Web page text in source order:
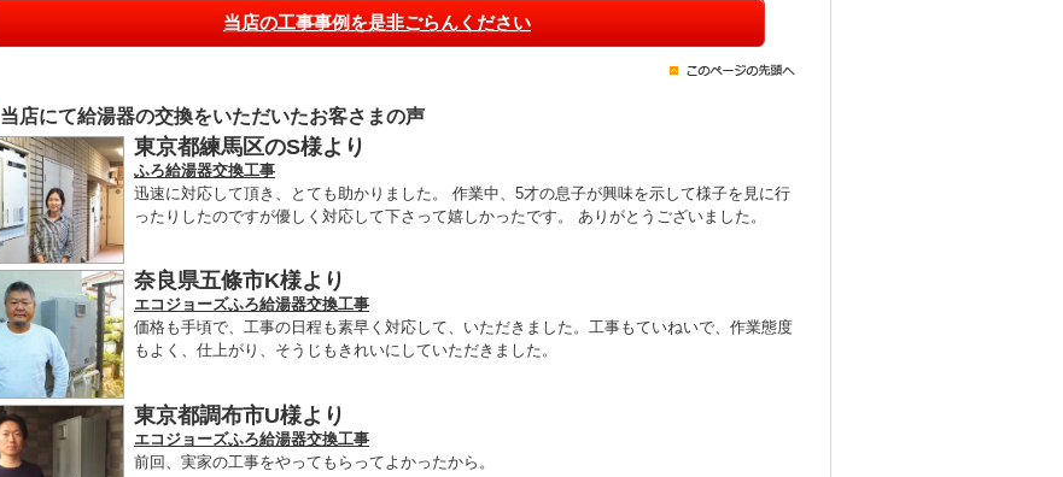
当店の工事事例を是非ごらんください
当店にて給湯器の交換をいただいたお客さまの声
東京都練馬区のS様より
ふろ給湯器交換工事
迅速に対応して頂き、とても助かりました。 作業中、5才の息子が興味を示して様子を見に行
ったりしたのですが優しく対応して下さって嬉しかったです。 ありがとうございました。
奈良県五條市K様より
エコジョーズふろ給湯器交換工事
価格も手頃で、工事の日程も素早く対応して、いただきました。工事もていねいで、作業態度
もよく、仕上がり、そうじもきれいにしていただきました。
東京都調布市U様より
エコジョーズふろ給湯器交換工事
前回、実家の工事をやってもらってよかったから。